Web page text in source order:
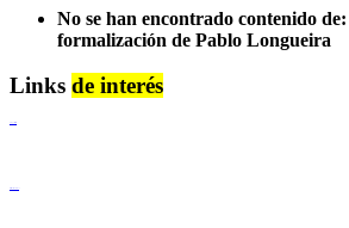
No se han encontrado contenido
formalización de Pablo Longueira
Links de interés